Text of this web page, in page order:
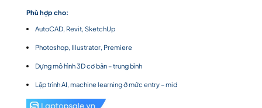
Phù hợp cho:
AutoCAD, Revit, SketchUp
Photoshop, Illustrator, Premiere
Dựng mô hình 3D cơ bản – trung bình
Lập trình AI, machine learning ở mức entry – mid